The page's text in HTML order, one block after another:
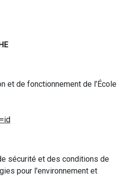
et de fonctionnement de l’École
sécurité et des conditions de
pour l'environnement et